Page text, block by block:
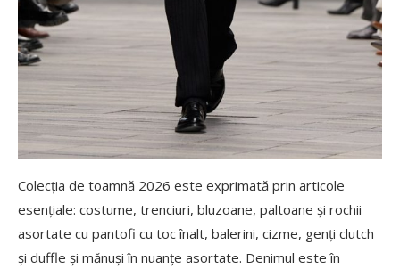
Colecția de toamnă 2026 este exprimată prin articole
esențiale: costume, trenciuri, bluzoane, paltoane și rochii
asortate cu pantofi cu toc înalt, balerini, cizme, genți clutch
și duffle și mănuși în nuanțe asortate. Denimul este în